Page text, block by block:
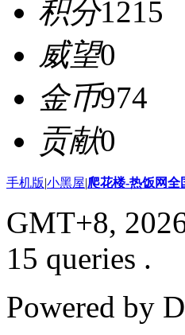
积分1215
威望0
金币974
贡献0
手机版|小黑屋|爬花楼-热饭网
GMT+8,
15 queries .
Powered by